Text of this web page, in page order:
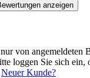
anzeigen
von angemeldeten
loggen Sie sich ein,
Neuer Kunde?